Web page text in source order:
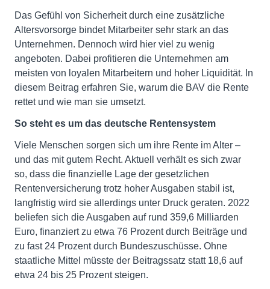
Das Gefühl von Sicherheit durch eine zusätzliche
Altersvorsorge bindet Mitarbeiter sehr stark an das
Unternehmen. Dennoch wird hier viel zu wenig
angeboten. Dabei profitieren die Unternehmen am
meisten von loyalen Mitarbeitern und hoher Liquidität. In
diesem Beitrag erfahren Sie, warum die BAV die Rente
rettet und wie man sie umsetzt.
So steht es um das deutsche Rentensystem
Viele Menschen sorgen sich um ihre Rente im Alter –
und das mit gutem Recht. Aktuell verhält es sich zwar
so, dass die finanzielle Lage der gesetzlichen
Rentenversicherung trotz hoher Ausgaben stabil ist,
langfristig wird sie allerdings unter Druck geraten. 2022
beliefen sich die Ausgaben auf rund 359,6 Milliarden
Euro, finanziert zu etwa 76 Prozent durch Beiträge und
zu fast 24 Prozent durch Bundeszuschüsse. Ohne
staatliche Mittel müsste der Beitragssatz statt 18,6 auf
etwa 24 bis 25 Prozent steigen.